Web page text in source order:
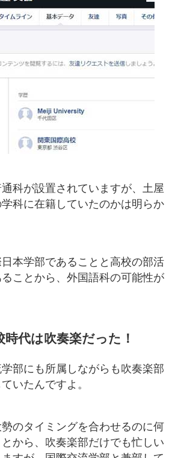
科が設置されていますが、土屋
科に在籍していたのかは明らか
本学部であることと高校の部活
ことから、外国語科の可能性が
代は吹奏楽だった！
部にも所属しながらも吹奏楽部
いたんですよ。
のタイミングを合わせるのに何
から、吹奏楽部だけでも忙しい